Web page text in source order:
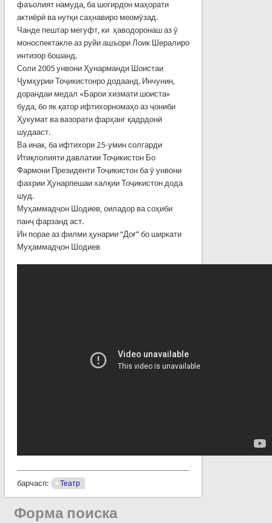
фаъолият намуда, ба шогирдон маҳорати
актиёрӣ ва нутқи саҳнавиро меомӯзад.
Чанде пештар мегуфт, ки ҳаводоронаш аз ӯ
моноспектакле аз руйи ашъори Лоик Шералиро
интизор бошанд.
Соли 2005 унвони Ҳунарманди Шоистаи
Ҷумҳурии Тоҷикистонро додаанд. Инчунин,
дорандаи медал «Барои хизмати шоиста»
буда, бо як қатор ифтихорномаҳо аз ҷониби
Ҳукумат ва вазорати фарҳанг қадрдонӣ
шудааст.
Ва инак, ба ифтихори 25-умин солгарди
Итиқлолияти давлатии Тоҷикистон Бо
Фармони Президенти Тоҷикистон ба ӯ унвони
фахрии Ҳунарпешаи халқии Тоҷикистон дода
шуд.
Муҳаммадҷон Шодиев, оиладор ва соҳиби
панҷ фарзанд аст.
Ин порае аз филми ҳунарии “Доғ” бо ширкати
Муҳаммадҷон Шодиев
барчасп: Театр
Форма поиска